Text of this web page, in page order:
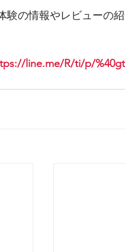
験の情報やレビューの
line.me/R/ti/p/